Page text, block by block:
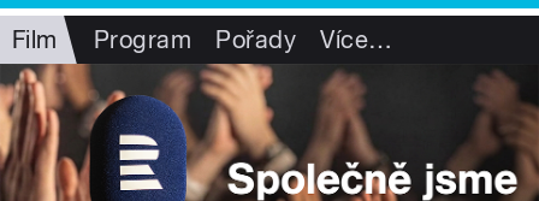
Film Program Pořady Více…